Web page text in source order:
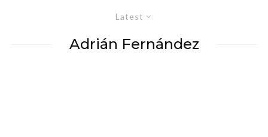
Latest
Adrián Fernández